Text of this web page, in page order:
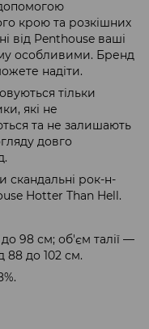
крою та розкішних
від Penthouse ваші
особливими. Бренд
надіти.
тільки
які не
та не залишають
довго
скандальні рок-н-
Hotter Than Hell.
98 см; об'єм талії —
88 до 102 см.